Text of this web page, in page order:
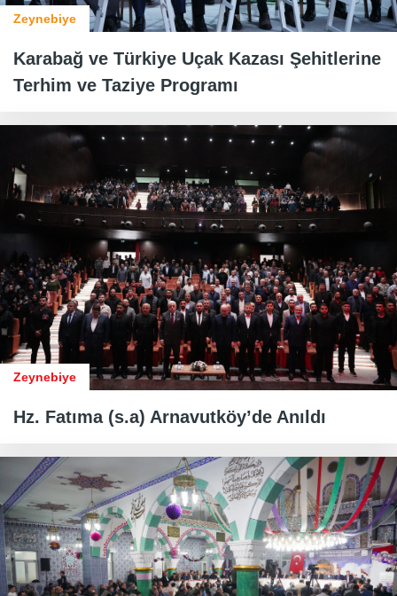
Zeynebiye
Karabağ ve Türkiye Uçak Kazası Şehitlerine
Terhim ve Taziye Programı
Zeynebiye
Hz. Fatıma (s.a) Arnavutköy’de Anıldı